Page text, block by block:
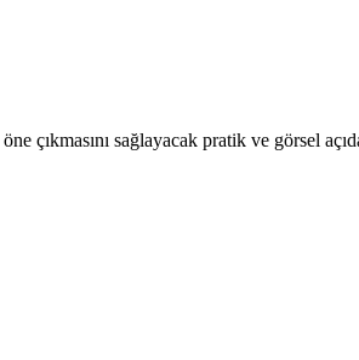
çıkmasını sağlayacak pratik ve görsel